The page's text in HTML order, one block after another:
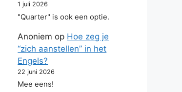
1 juli 2026
"Quarter" is ook een optie.
Anoniem op Hoe zeg je
“zich aanstellen” in het
Engels?
22 juni 2026
Mee eens!